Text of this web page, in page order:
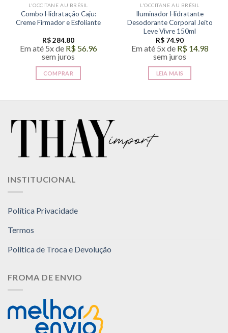
L'OCCITANE AU BRÉSIL
Combo Hidratação Caju:
Creme Firmador e Esfoliante
R$284.80
Em até 5x de R$56.96
sem juros
COMPRAR
L'OCCITANE AU BRÉSIL
Iluminador Hidratante
Desodorante Corporal Jeito
Leve Vivre 150ml
R$ 74.90
Em até 5x de R$14.98
sem juros
LEIA MAIS
INSTITUCIONAL
Política Privacidade
Termos
Politica de Troca e Devolução
FROMA DE ENVIO